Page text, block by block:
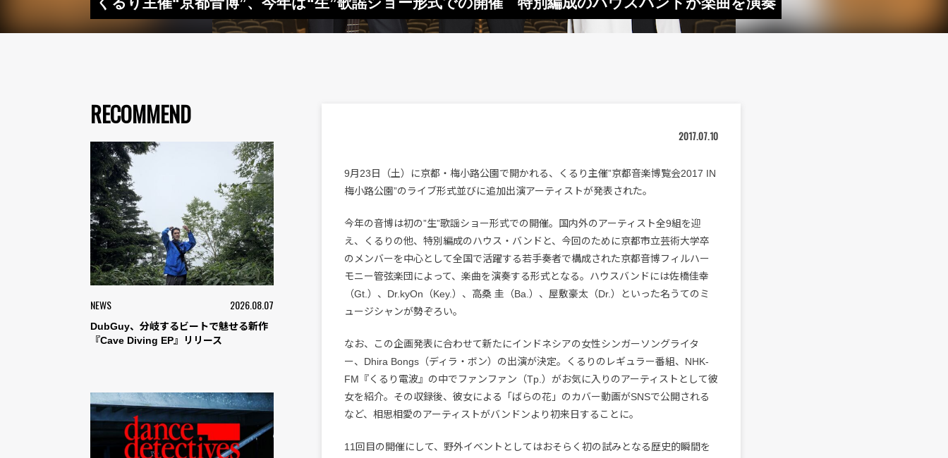
RECOMMEND
NEWS 2026.08.07
DubGuy、分岐するビートで魅せる新作
『Cave Diving EP』リリース
2017.07.10
9月23日（土）に京都・梅小路公園で開かれる、くるり主催”京都音楽博覧会2017 IN
梅小路公園”のライブ形式並びに追加出演アーティストが発表された。
今年の音博は初の”生”歌謡ショー形式での開催。国内外のアーティスト全9組を迎
え、くるりの他、特別編成のハウス・バンドと、今回のために京都市立芸術大学卒
のメンバーを中心として全国で活躍する若手奏者で構成された京都音博フィルハー
モニー管弦楽団によって、楽曲を演奏する形式となる。ハウスバンドには佐橋佳幸
（Gt.）、Dr.kyOn（Key.）、高桑 圭（Ba.）、屋敷豪太（Dr.）といった名うてのミ
ュージシャンが勢ぞろい。
なお、この企画発表に合わせて新たにインドネシアの女性シンガーソングライタ
ー、Dhira Bongs（ディラ・ボン）の出演が決定。くるりのレギュラー番組、NHK-
FM『くるり電波』の中でファンファン（Tp.）がお気に入りのアーティストとして彼
女を紹介。その収録後、彼女による「ばらの花」のカバー動画がSNSで公開される
など、相思相愛のアーティストがバンドンより初来日することに。
11回目の開催にして、野外イベントとしてはおそらく初の試みとなる歴史的瞬間を